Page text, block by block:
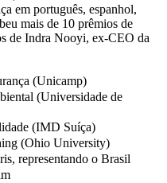
em português, espanhol,
mais de 10 prêmios de
de Indra Nooyi, ex-CEO da
(Unicamp)
(Universidade de
(IMD Suíça)
(Ohio University)
representando o Brasil